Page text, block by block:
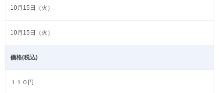
10月15日（火）
10月15日（火）
価格(税込)
１１０円